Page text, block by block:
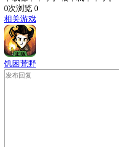
0次浏览 0
相关游戏
饥困荒野